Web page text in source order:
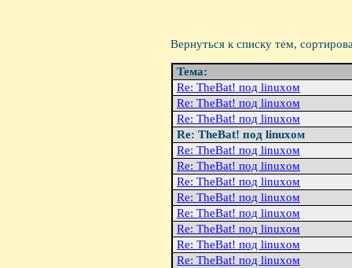
Вернуться к списку тем,
Тема:
Re: TheBat! под linuxом
Re: TheBat! под linuxом
Re: TheBat! под linuxом
Re: TheBat! под linuxом
Re: TheBat! под linuxом
Re: TheBat! под linuxом
Re: TheBat! под linuxом
Re: TheBat! под linuxом
Re: TheBat! под linuxом
Re: TheBat! под linuxом
Re: TheBat! под linuxом
Re: TheBat! под linuxом